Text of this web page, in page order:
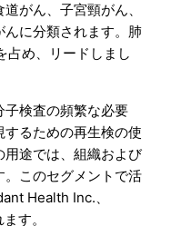
がん、子宮頸がん、
に分類されます。肺
占め、リードしまし
子検査の頻繁な必要
るための再生検の使
用途では、組織および
このセグメントで活
Health Inc.、
す。